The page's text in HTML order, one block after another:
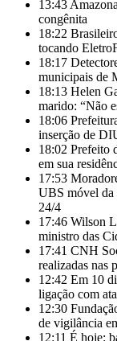
13:43
congênita
18:22
tocando
18:17
municipais de
18:13 Helen
marido: “Não
18:06
inserção de
18:02 Prefeito
em sua
17:53
UBS móvel da
24/4
17:46 Wilson
ministro das
17:41 CNH
realizadas nas
12:42 Em 10
ligação com
12:30
de vigilância
12:11 É hoje: